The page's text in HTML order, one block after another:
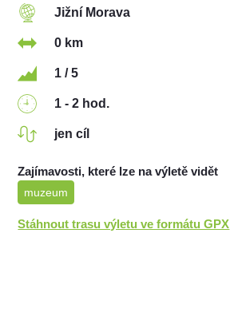
Jižní Morava
0 km
1 / 5
1 - 2 hod.
jen cíl
Zajímavosti, které lze na výletě vidět
muzeum
Stáhnout trasu výletu ve formátu GPX